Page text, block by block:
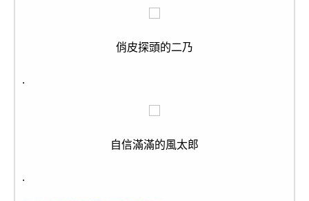
俏皮探頭的二乃
.
自信滿滿的風太郎
.